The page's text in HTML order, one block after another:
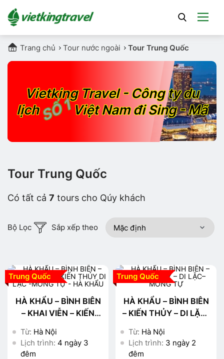
Trang chủ Tour nước ngoài Tour Trung Quốc
Vietking Travel - Công ty du
lịchSỐ 1Việt Nam đi Sing - Mã
Tour Trung Quốc
Có tất cả 7 tours cho Qúy khách
Bộ Lọc Sắp xếp theo
Trung Quốc
HÀ KHẨU – BÌNH BIÊN
– KHAI VIỄN – KIẾN
TỰ - HÀ KHẨU
Từ: Hà Nội
Lịch trình: 4 ngày 3
đêm
Trung Quốc
HÀ KHẨU – BÌNH BIÊN
– KIẾN THỦY – DI LẶC–
Từ: Hà Nội
Lịch trình: 3 ngày 2
đêm